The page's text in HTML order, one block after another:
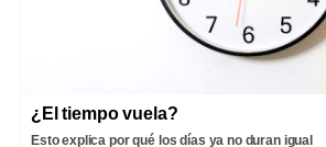
¿El tiempo vuela?
Esto explica por qué los días ya no duran igual